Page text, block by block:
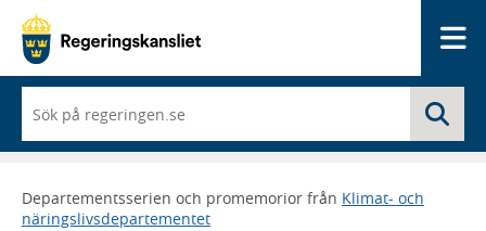
du
börjar
skriva
framträder
en
Departementsserien och promemorior från Klimat- och
näringslivsdepartementet